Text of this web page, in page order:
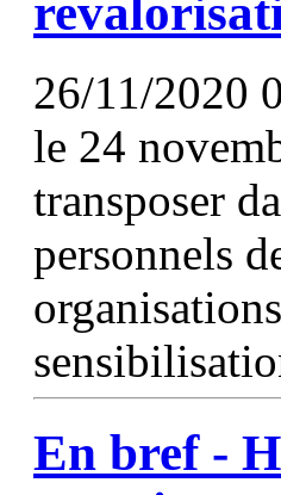
26/11/2020
le 24
transposer
personnels
En bref -